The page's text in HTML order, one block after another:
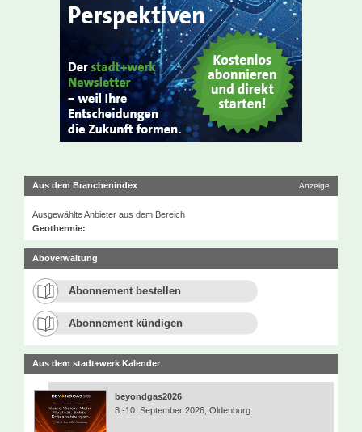
Aus dem Branchenindex Anzeige
Ausgewählte Anbieter aus dem Bereich
Geothermie:
Aboverwaltung
Abonnement bestellen
Abonnement kündigen
Aus dem stadt+werk Kalender
beyondgas2026
8.-10. September 2026, Oldenburg